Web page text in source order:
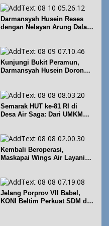
Darmansyah Husein Reses
dengan Nelayan Arung Dalam
Kunjungi Bukit Peramun,
Darmansyah Husein Dorong
Semarak HUT ke-81 RI di
Desa Air Saga: Dari UMKM
Kembali Beroperasi,
Maskapai Wings Air Layani
Jelang Porprov VII Babel,
KONI Beltim Perkuat SDM di